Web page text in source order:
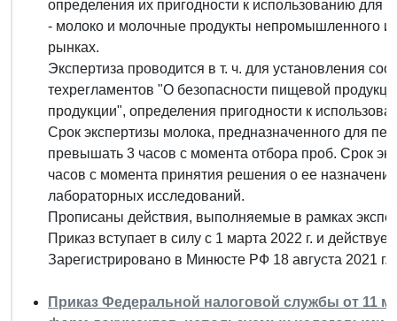
определения их пригодности к использованию для
- молоко и молочные продукты непромышленного
рынках.
Экспертиза проводится в т. ч. для установления
техрегламентов "О безопасности пищевой
продукции", определения пригодности к
Срок экспертизы молока, предназначенного для
превышать 3 часов с момента отбора проб. Срок
часов с момента принятия решения о ее
лабораторных исследований.
Прописаны действия, выполняемые в рамках
Приказ вступает в силу с 1 марта 2022 г. и
Зарегистрировано в Минюсте РФ 18 августа 2021
Приказ Федеральной налоговой службы от 11